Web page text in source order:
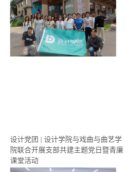
设计党团 | 设计学院与戏曲与曲艺学
院联合开展支部共建主题党日暨青廉
课堂活动